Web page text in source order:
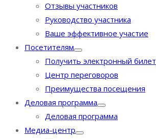
Отзывы участников
Руководство участника
Ваше эффективное участие
Посетителям
Получить электронный билет
Центр переговоров
Преимущества посещения
Деловая программа
Деловая программа
Медиа-центр